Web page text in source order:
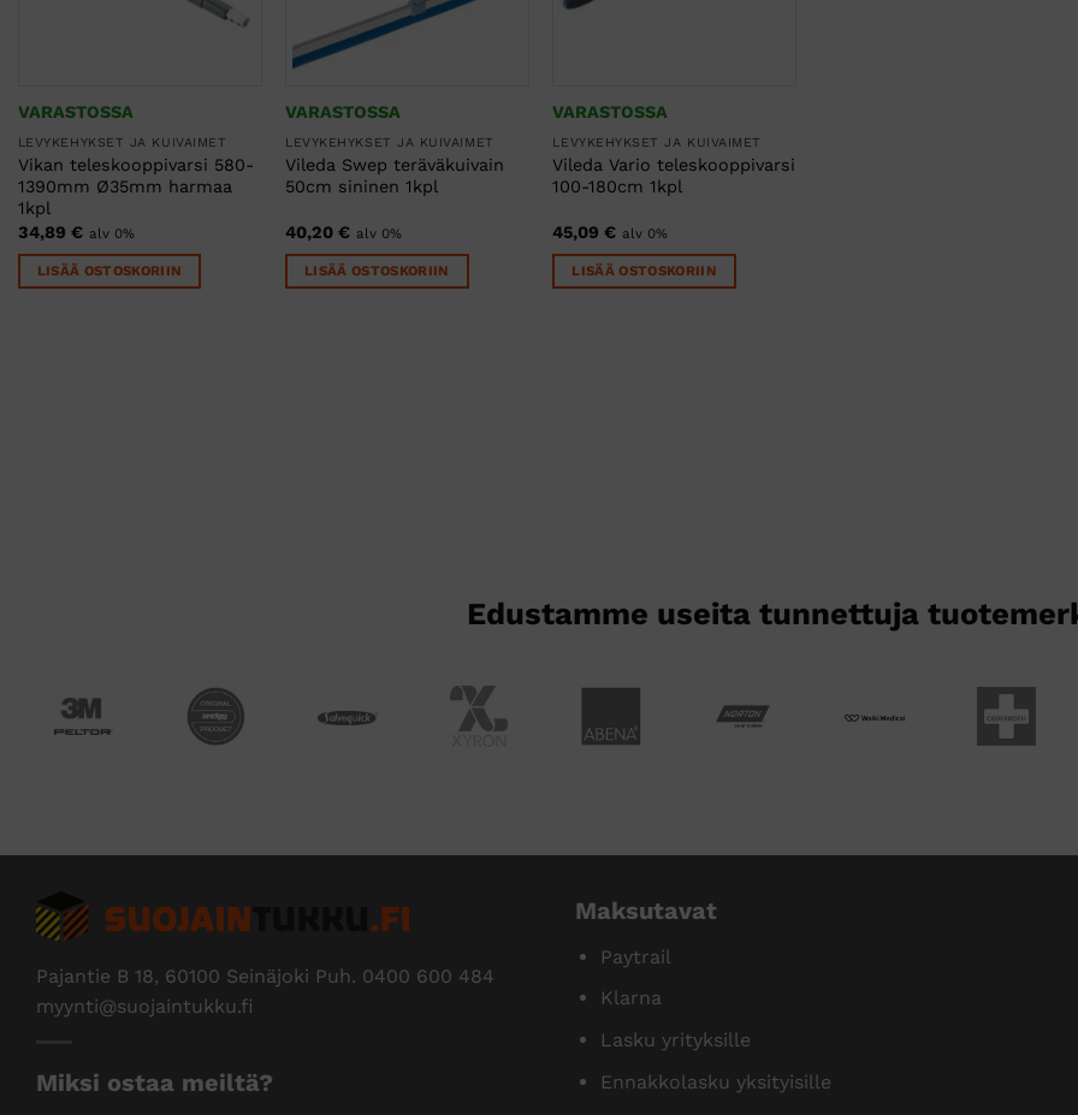
VARASTOSSA
LEVYKEHYKSET JA KUIVAIMET
Vikan teleskooppivarsi 580-
1390mm Ø35mm harmaa
1kpl
34,89 € alv 0%
LISÄÄ OSTOSKORIIN
VARASTOSSA
LEVYKEHYKSET JA KUIVAIMET
Vileda Swep teräväkuivain
50cm sininen 1kpl
40,20€ alv 0%
LISÄÄ OSTOSKORIIN
VARASTOSSA
LEVYKEHYKSET JA KUIVAIMET
Vileda Vario teleskooppivarsi
100-180cm 1kpl
45,09€ alv 0%
LISÄÄ OSTOSKORIIN
Edustamme useita tunnettuja
Pajantie B 18, 60100 Seinäjoki Puh. 0400 600 484
myynti@suojaintukku.fi
Miksi ostaa meiltä?
Maksutavat
Paytrail
Klarna
Lasku yrityksille
Ennakkolasku yksityisille